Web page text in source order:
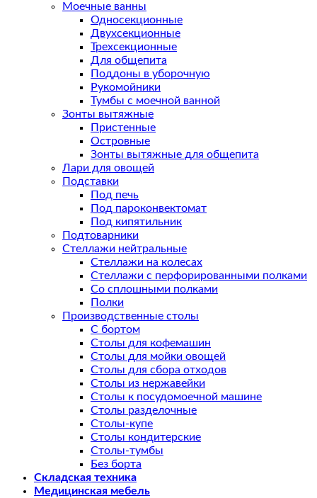
Моечные ванны
Односекционные
Двухсекционные
Трехсекционные
Для общепита
Поддоны в уборочную
Рукомойники
Тумбы с моечной ванной
Зонты вытяжные
Пристенные
Островные
Зонты вытяжные для общепита
Лари для овощей
Подставки
Под печь
Под пароконвектомат
Под кипятильник
Подтоварники
Стеллажи нейтральные
Стеллажи на колесах
Стеллажи с перфорированными полками
Со сплошными полками
Полки
Производственные столы
С бортом
Столы для кофемашин
Столы для мойки овощей
Столы для сбора отходов
Столы из нержавейки
Столы к посудомоечной машине
Столы разделочные
Столы-купе
Столы кондитерские
Столы-тумбы
Без борта
Складская техника
Медицинская мебель